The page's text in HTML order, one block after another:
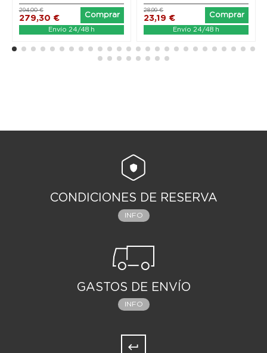
279,30 €
294,00 €
Comprar
Envío 24/48 h
23,19 €
28,99 €
Comprar
Envío 24/48 h
CONDICIONES DE RESERVA
INFO
GASTOS DE ENVÍO
INFO